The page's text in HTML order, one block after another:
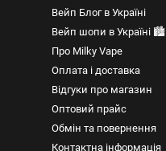
Вейп Блог в Україні
Вейп шопи в Україні 🏙️
Про Milky Vape
Оплата і доставка
Відгуки про магазин
Оптовий прайс
Обмін та повернення
Контактна інформація